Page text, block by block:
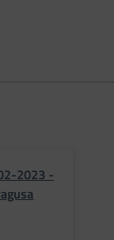
2023 -